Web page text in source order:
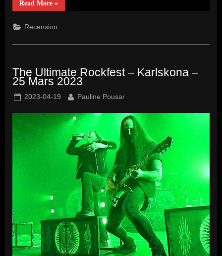
Read More“Ny
Skivrecension:
Det
hur
helst.”
»
Recension
The Ultimate Rockfest – Karlskona –
25 Mars 2023
Posted
2023-04-19 By
Pauline Pousar